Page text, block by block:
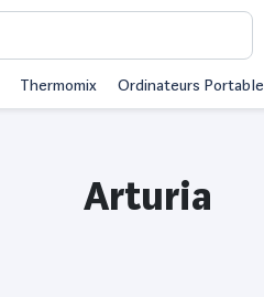
Thermomix Ordinateurs Portable
Arturia